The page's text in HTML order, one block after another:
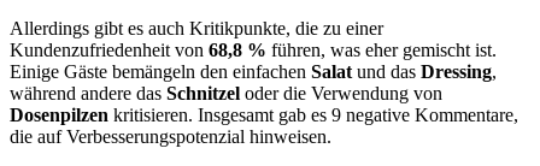
Allerdings gibt es auch Kritikpunkte, die zu einer
Kundenzufriedenheit von 68,8 % führen, was eher gemischt ist.
Einige Gäste bemängeln den einfachen Salat und das Dressing,
während andere das Schnitzel oder die Verwendung von
Dosenpilzen kritisieren. Insgesamt gab es 9 negative Kommentare,
die auf Verbesserungspotenzial hinweisen.